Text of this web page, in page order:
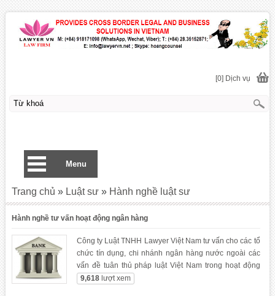
Hành nghề tư vấn hoạt động ngân hàng
Công ty Luật TNHH Lawyer Việt Nam tư vấn cho các tổ
chức tín dụng, chi nhánh ngân hàng nước ngoài các
vấn đề tuân thủ pháp luật Việt Nam trong hoạt động
kinh doanh
9,618lượt xem
Trang chủ » Luật sư » Hành nghề luật sư
[0] Dịch vụ
Menu